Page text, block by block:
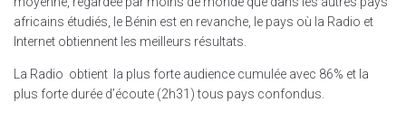
africains étudiés, le Bénin est en revanche, le pays où la Radio et
Internet obtiennent les meilleurs résultats.
La Radio obtient la plus forte audience cumulée avec 86% et la
plus forte durée d’écoute (2h31) tous pays confondus.